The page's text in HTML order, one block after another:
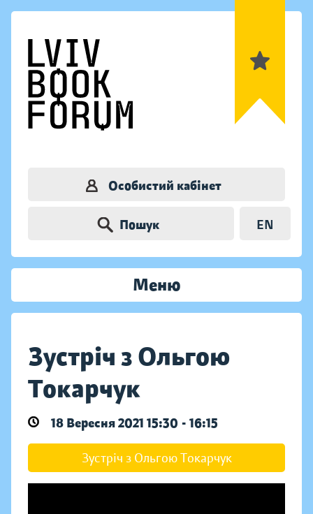
Особистий кабінет
Пошук EN
Меню
Зустріч з Ольгою
Токарчук
18 Вересня 2021 15:30 - 16:15
Зустріч з Ольгою Токарчук